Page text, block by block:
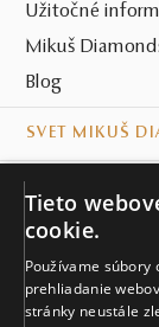
Užitočné
Mikuš
Blog
SVET MIKUŠ
KONTAKT
Naše
Tieto
cookie.
Používame súbory
prehliadanie
stránky neustále